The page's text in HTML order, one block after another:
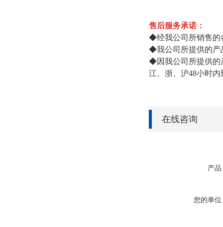
售后服务承诺：
◆经我公司所销售的
◆我公司所提供的产
◆因我公司所提供的
江、浙、沪48小时
在线咨询
产品
您的单位